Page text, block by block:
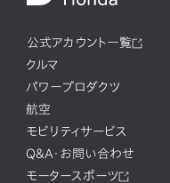
公式アカウント一覧
クルマ
パワープロダクツ
航空
モビリティサービス
Q&A・お問い合わせ
モータースポーツ